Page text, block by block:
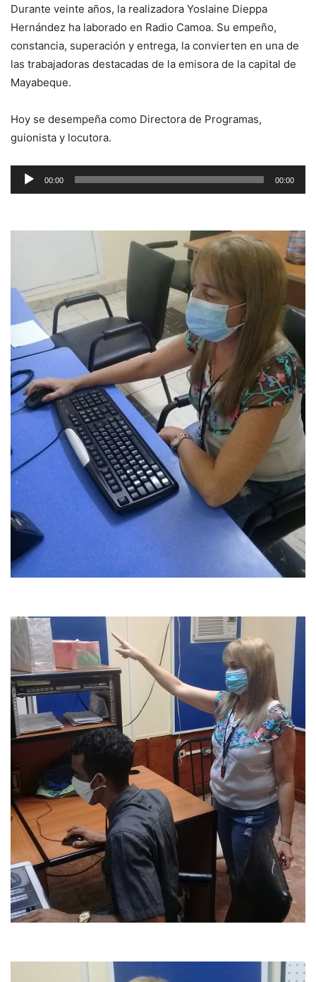
Durante veinte años, la realizadora Yoslaine Dieppa
Hernández ha laborado en Radio Camoa. Su empeño,
constancia, superación y entrega, la convierten en una de
las trabajadoras destacadas de la emisora de la capital de
Mayabeque.
Hoy se desempeña como Directora de Programas,
guionista y locutora.
Reproductor
de
00:00 00:00